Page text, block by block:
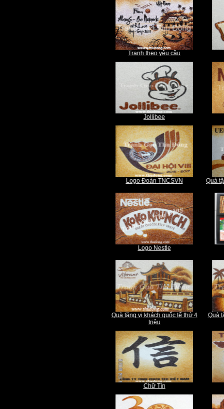
Tranh theo yêu cầu
Jollibee
Logo Đoàn TNCSVN Quà
Logo Nestle
Quà tặng vị khách quốc tế thứ 4
triệu
Quà
Chữ Tín